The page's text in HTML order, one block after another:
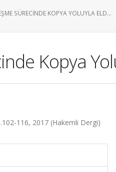
SÜRECINDE KOPYA YOLUYLA ELD...
Kopya
116, 2017 (Hakemli Dergi)